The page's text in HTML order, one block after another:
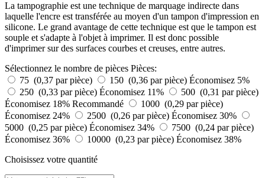
La tampographie est une technique de marquage indirecte dans
laquelle l'encre est transférée au moyen d'un tampon d'impression en
silicone. Le grand avantage de cette technique est que le tampon est
souple et s'adapte à l'objet à imprimer. Il est donc possible
d'imprimer sur des surfaces courbes et creuses, entre autres.
Sélectionnez le nombre de pièces Pièces:
75 (0,37 par pièce)
150 (0,36 par pièce) Économisez 5%
250 (0,33 par pièce) Économisez 11%
500 (0,31 par pièce)
Économisez 18% Recommandé
1000 (0,29 par pièce)
Économisez 24%
2500 (0,26 par pièce) Économisez 30%
5000 (0,25 par pièce) Économisez 34%
7500 (0,24 par pièce)
Économisez 36%
10000 (0,23 par pièce) Économisez 38%
Choisissez votre quantité